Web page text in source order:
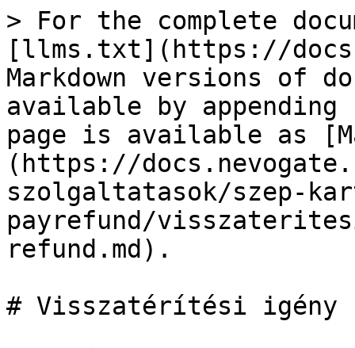
> For the complete
[llms.txt](https://
Markdown versions of
available by
page is available as
(https://
szolgaltatasok/szep-
payrefund/
refund.md).
# Visszatérítési igény